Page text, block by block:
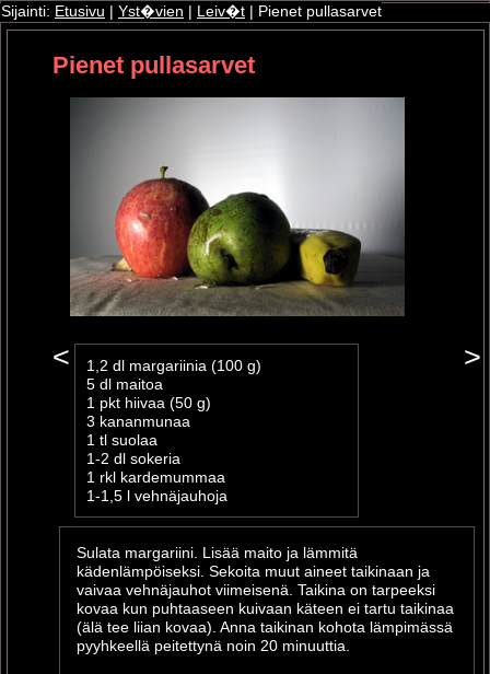
Sijainti: Etusivu Yst�vien Leiv�t | Pienet pullasarvet
Pienet pullasarvet
< >
1,2 dl margariinia (100 g)
5 dl maitoa
1 pkt hiivaa (50 g)
3 kananmunaa
1 tl suolaa
1-2 dl sokeria
1 rkl kardemummaa
1-1,5 l vehnäjauhoja
Sulata margariini. Lisää maito ja lämmitä
kädenlämpöiseksi. Sekoita muut aineet taikinaan ja
vaivaa vehnäjauhot viimeisenä. Taikina on tarpeeksi
kovaa kun puhtaaseen kuivaan käteen ei tartu taikinaa
(älä tee liian kovaa). Anna taikinan kohota lämpimässä
pyyhkeellä peitettynä noin 20 minuuttia.